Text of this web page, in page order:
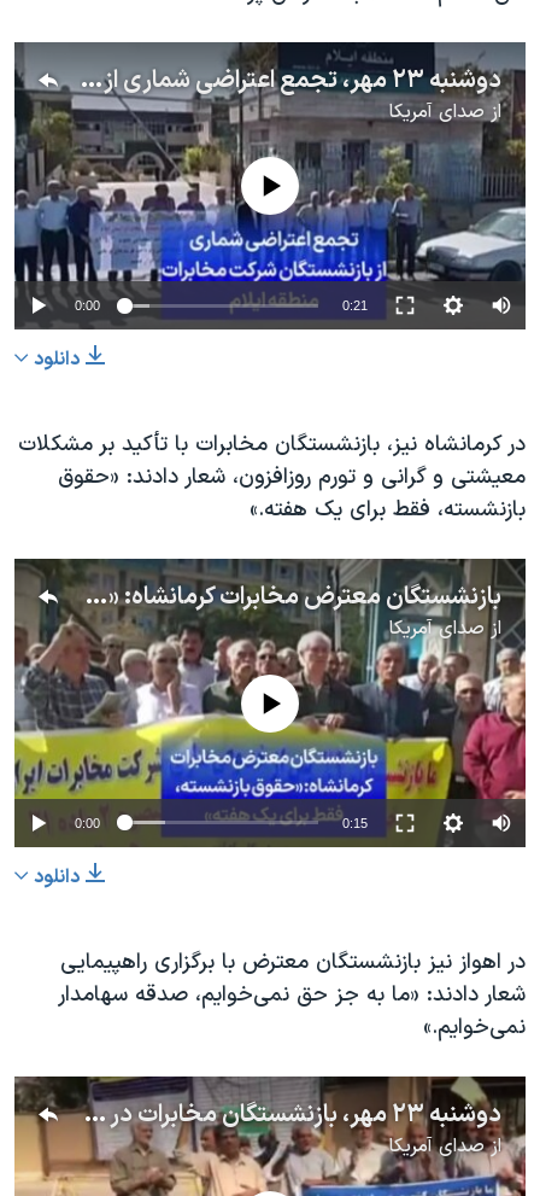
دوشنبه ۲۳ مهر، تجمع اعتراضی شماری از بازنشستگان شرکت مخابرات منطقه ایلام
از صدای آمریکا
No media source currently available
0:00 0:21
دانلود
در کرمانشاه نیز، بازنشستگان مخابرات با تأکید بر مشکلات
معیشتی و گرانی و تورم روزافزون، شعار دادند: «حقوق
بازنشسته، فقط برای یک هفته.»
بازنشستگان معترض مخابرات کرمانشاه: «حقوق بازنشسته، فقط برای یک هفته»
ازصدای آمریکا
No media source currently available
0:00 0:15
دانلود
در اهواز نیز بازنشستگان معترض با برگزاری راهپیمایی
شعار دادند: «ما به جز حق نمی‌خوایم، صدقه سهامدار
نمی‌خوایم.»
دوشنبه ۲۳ مهر، بازنشستگان مخابرات در اهواز: «ما به جز حق نمی‌خوایم، صدقه سهامدار نمی‌خوایم»
ازصدای آمریکا